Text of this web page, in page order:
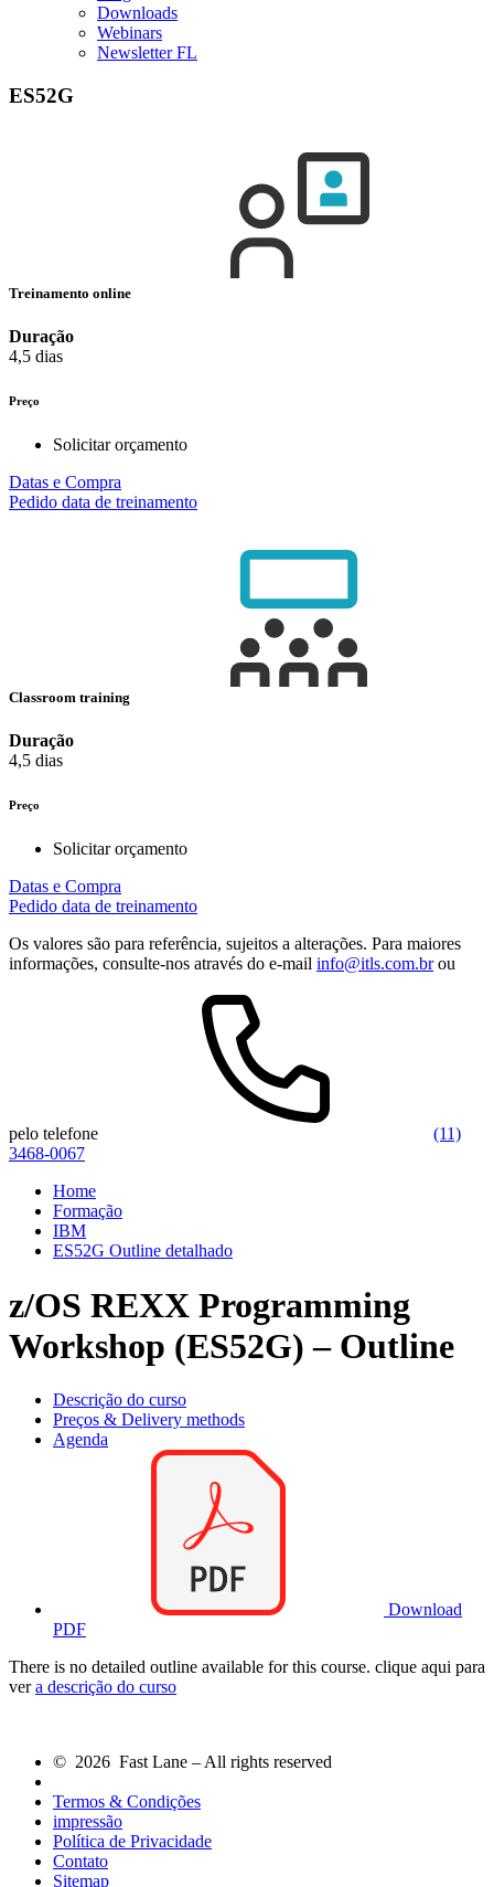
Downloads
Webinars
Newsletter FL
ES52G
Treinamento online
Duração
4,5 dias
Preço
Solicitar orçamento
Datas e Compra
Pedido data de treinamento
Classroom training
Duração
4,5 dias
Preço
Solicitar orçamento
Datas e Compra
Pedido data de treinamento
Os valores são para referência, sujeitos a alterações. Para maiores
informações, consulte-nos através do e-mail info@itls.com.brou
pelo telefone
(11)
3468-0067
Home
Formação
IBM
ES52G Outline detalhado
z/OS REXX Programming
Workshop (ES52G) – Outline
Descrição do curso
Preços & Delivery methods
Agenda
Download
PDF
There is no detailed outline available for this course. clique aqui para
vera descrição do curso
© 2026 Fast Lane – All rights reserved
Termos & Condições
impressão
Política de Privacidade
Contato
Sitemap